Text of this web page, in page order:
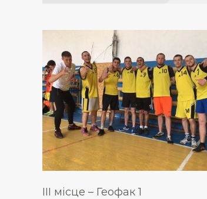
ІІІ місце – Геофак 1